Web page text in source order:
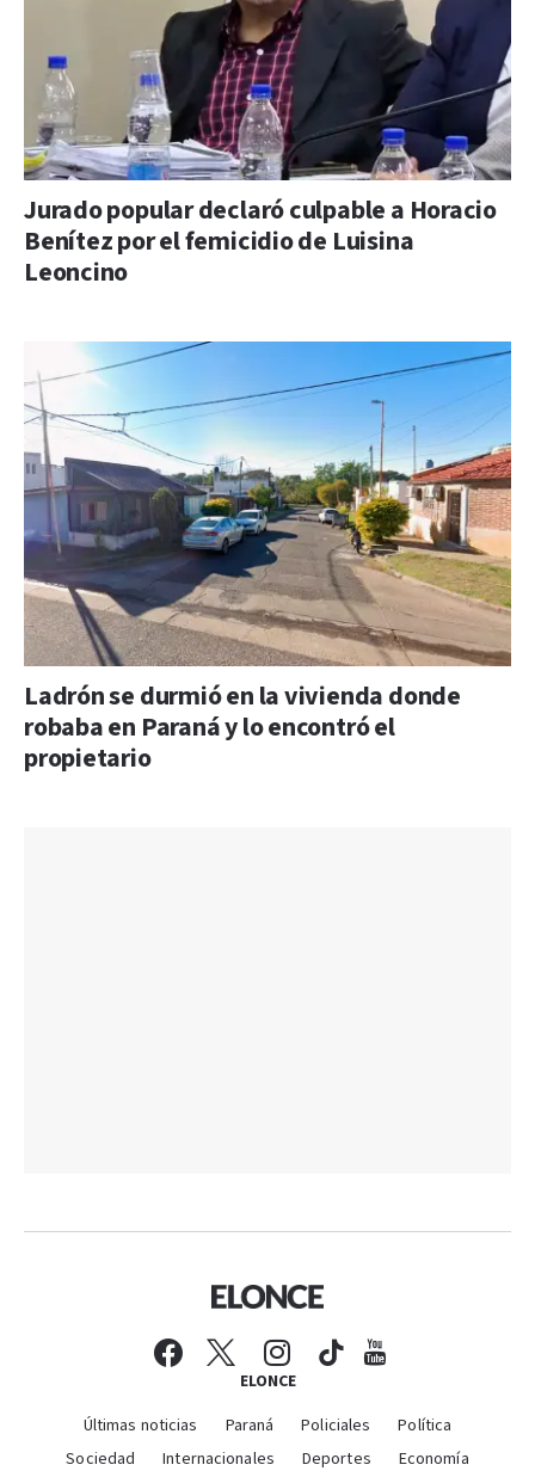
Jurado popular declaró culpable a Horacio
Benítez por el femicidio de Luisina
Leoncino
Ladrón se durmió en la vivienda donde
robaba en Paraná y lo encontró el
propietario
ELONCE
Últimas noticias Paraná Policiales
Política
Sociedad
Internacionales Deportes Economía